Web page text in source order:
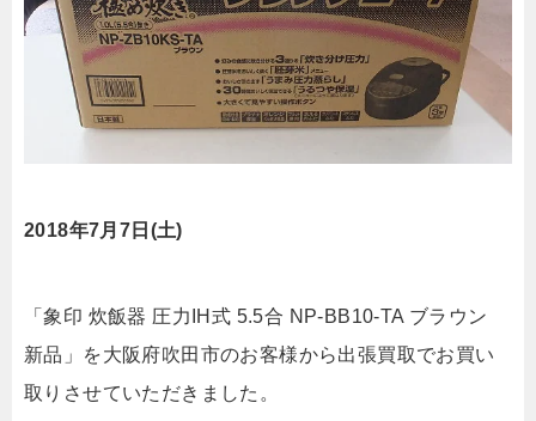
2018年7月7日(土)
「象印 炊飯器 圧力IH式 5.5合 NP-BB10-TA ブラウン
新品」を大阪府吹田市のお客様から出張買取でお買い
取りさせていただきました。